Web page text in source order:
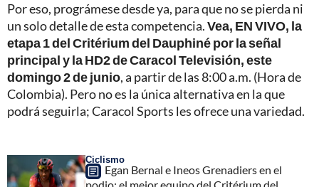
Por eso, prográmese desde ya, para que no se pierda ni
un solo detalle de esta competencia.Vea, EN VIVO, la
etapa 1 del Critérium del Dauphiné por la señal
principal y la HD2 de Caracol Televisión, este
domingo 2 de junio, a partir de las 8:00 a.m. (Hora de
Colombia). Pero no es la única alternativa en la que
podrá seguirla; Caracol Sports les ofrece una variedad.
Ciclismo
Egan Bernal e Ineos Grenadiers en el